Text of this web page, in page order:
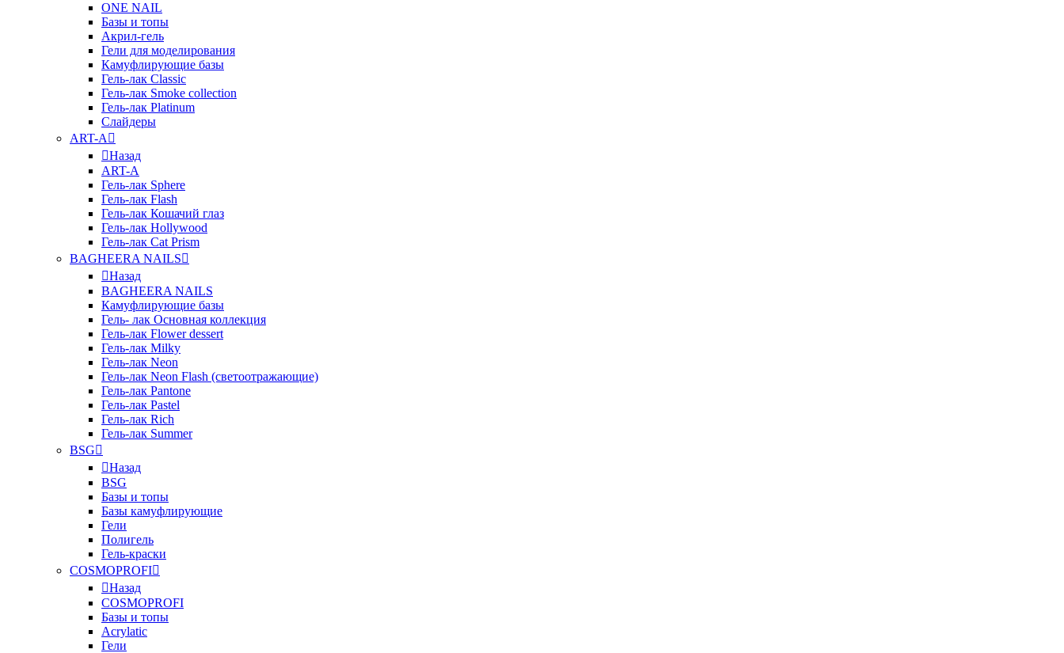
ONE NAIL
Базы и топы
Акрил-гель
Гели для моделирования
Камуфлирующие базы
Гель-лак Classic
Гель-лак Smoke collection
Гель-лак Platinum
Слайдеры
ART-A
Назад
ART-A
Гель-лак Sphere
Гель-лак Flash
Гель-лак Кошачий глаз
Гель-лак Hollywood
Гель-лак Cat Prism
BAGHEERA NAILS
Назад
BAGHEERA NAILS
Камуфлирующие базы
Гель- лак Основная коллекция
Гель-лак Flower dessert
Гель-лак Milky
Гель-лак Neon
Гель-лак Neon Flash (светоотражающие)
Гель-лак Pantone
Гель-лак Pastel
Гель-лак Rich
Гель-лак Summer
BSG
Назад
BSG
Базы и топы
Базы камуфлирующие
Гели
Полигель
Гель-краски
COSMOPROFI
Назад
COSMOPROFI
Базы и топы
Acrylatic
Гели